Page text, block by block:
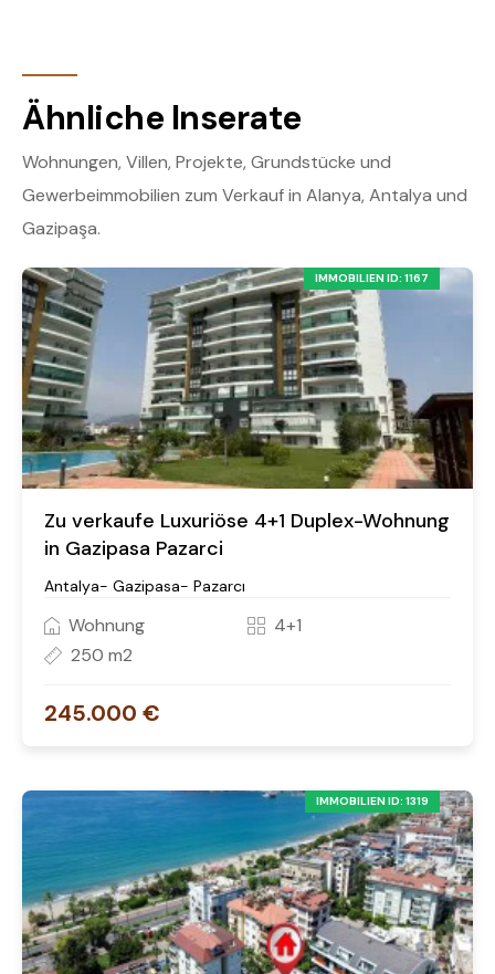
Ähnliche Inserate
Wohnungen, Villen, Projekte, Grundstücke und
Gewerbeimmobilien zum Verkauf in Alanya, Antalya und
Gazipaşa.
IMMOBILIEN ID: 1167
Zu verkaufe Luxuriöse 4+1 Duplex-Wohnung
in Gazipasa Pazarci
Antalya- Gazipasa- Pazarcı
Wohnung
4+1
250 m2
245.000 €
IMMOBILIEN ID: 1319